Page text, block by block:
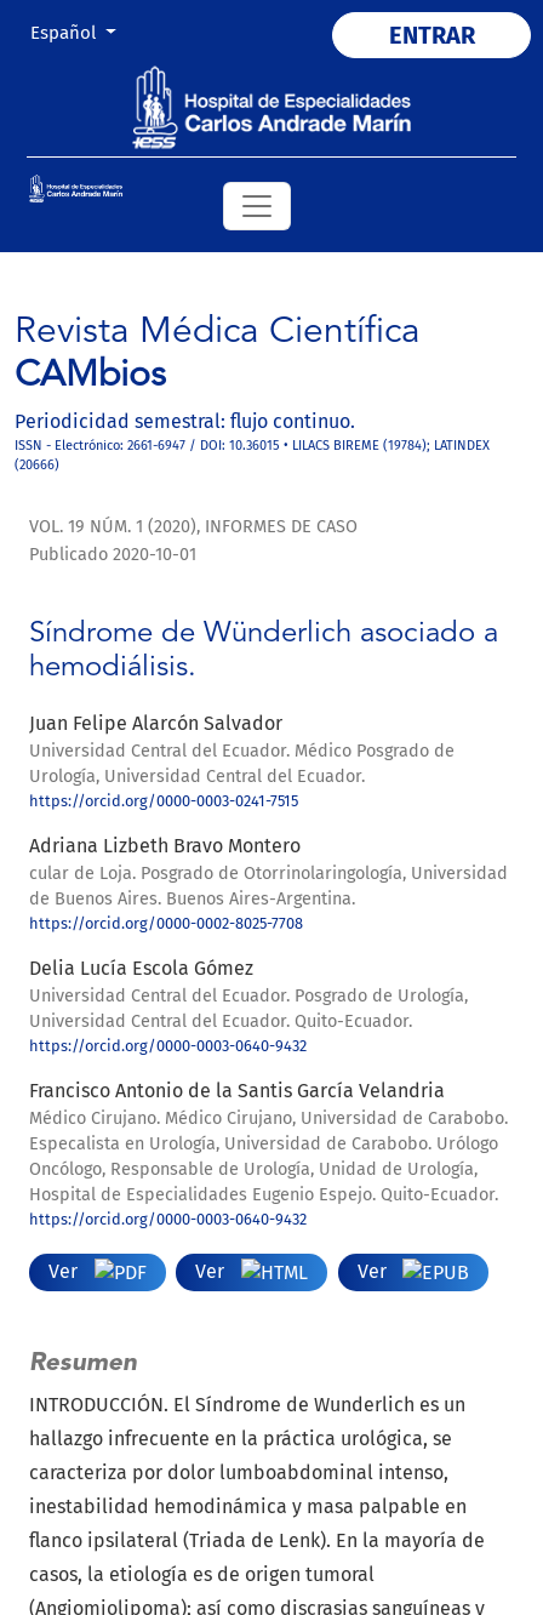
Cambiar el idioma. El actual es:
Español ENTRAR
Revista Médica Científica
CAMbios
Periodicidad semestral: flujo continuo.
ISSN - Electrónico: 2661-6947 / DOI: 10.36015 • LILACS BIREME (19784); LATINDEX
(20666)
VOL. 19 NÚM. 1 (2020), INFORMES DE CASO
Síndrome de Wünderlich asociado a
hemodiálisis.
Publicado 2020-10-01
Juan Felipe Alarcón Salvador
Universidad Central del Ecuador. Médico Posgrado de
Urología, Universidad Central del Ecuador.
https://orcid.org/0000-0003-0241-7515
Adriana Lizbeth Bravo Montero
cular de Loja. Posgrado de Otorrinolaringología, Universidad
de Buenos Aires. Buenos Aires-Argentina.
https://orcid.org/0000-0002-8025-7708
Delia Lucía Escola Gómez
Universidad Central del Ecuador. Posgrado de Urología,
Universidad Central del Ecuador. Quito-Ecuador.
https://orcid.org/0000-0003-0640-9432
Francisco Antonio de la Santis García Velandria
Médico Cirujano. Médico Cirujano, Universidad de Carabobo.
Especalista en Urología, Universidad de Carabobo. Urólogo
Oncólogo, Responsable de Urología, Unidad de Urología,
Hospital de Especialidades Eugenio Espejo. Quito-Ecuador.
https://orcid.org/0000-0003-0640-9432
Ver Ver Ver
Resumen
INTRODUCCIÓN. El Síndrome de Wunderlich es un
hallazgo infrecuente en la práctica urológica, se
caracteriza por dolor lumboabdominal intenso,
inestabilidad hemodinámica y masa palpable en
flanco ipsilateral (Triada de Lenk). En la mayoría de
casos, la etiología es de origen tumoral
(Angiomiolipoma); así como discrasias sanguíneas y